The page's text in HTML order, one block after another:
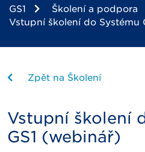
GS1 Školení a podpora
Vstupní školení do Systému
Zpět na Školení
Vstupní školení
GS1 (webinář)